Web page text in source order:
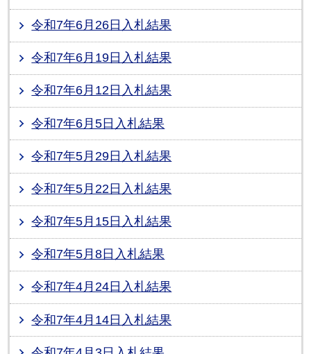
令和7年6月26日入札結果
令和7年6月19日入札結果
令和7年6月12日入札結果
令和7年6月5日入札結果
令和7年5月29日入札結果
令和7年5月22日入札結果
令和7年5月15日入札結果
令和7年5月8日入札結果
令和7年4月24日入札結果
令和7年4月14日入札結果